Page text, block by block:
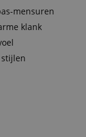
mensuren
klank